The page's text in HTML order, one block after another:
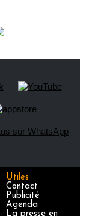
Utiles
Contact
Publicité
Agenda
La presse en